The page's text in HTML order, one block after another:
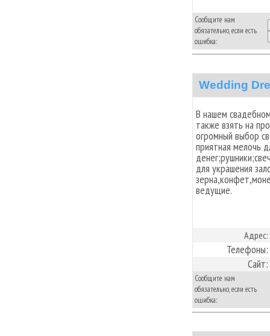
Сообщите нам
обязательно, если есть
ошибка:
Wedding
В нашем
также взять на
огромный выбор
приятная мелочь
для украшения
ведущие.
Адрес:
Телефоны:
Сайт:
Сообщите нам
обязательно, если есть
ошибка: